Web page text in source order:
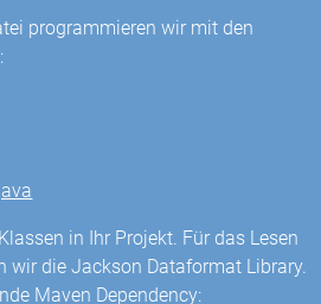
programmieren wir mit den
in Ihr Projekt. Für das Lesen
wir die Jackson Dataformat Library.
Maven Dependency: